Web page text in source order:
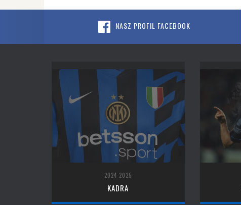
NASZ PROFIL FACEBOOK
2024-2025
KADRA